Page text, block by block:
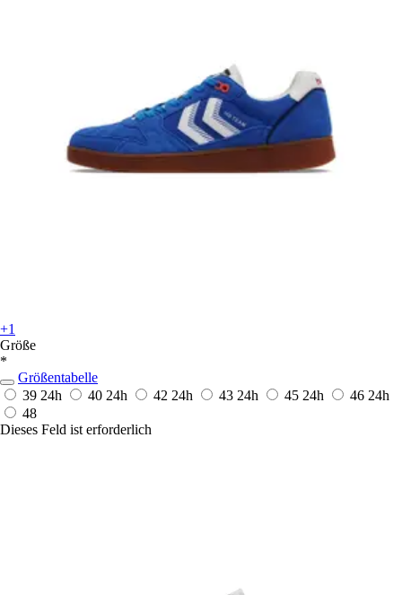
+1
Größe
*
Größentabelle
39 24h 40 24h 42 24h 43 24h 45 24h 46 24h
48
Dieses Feld ist erforderlich